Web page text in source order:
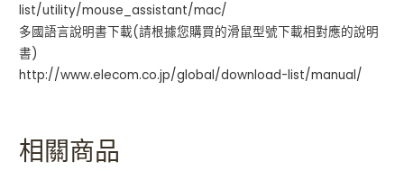
list/utility/mouse_assistant/mac/
多國語言說明書下載(請根據您購買的滑鼠型號下載相對應的說明
書)
http://www.elecom.co.jp/global/download-list/manual/
相關商品